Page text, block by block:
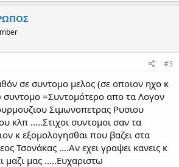
#3
σε συντομο μελος (σε οποιον ηχο κ
συντομο =Συντομότερο απο τα Λογον
Σιμωνοπετρας Ρυσιου
κλπ .....Στιχοι συντομοι σαν τα
κ εξομολογησθαι που βαζει στα
Τσονάκας ....Αν εχει γραψει κανεις κ
μαζι μας .....Ευχαριστω